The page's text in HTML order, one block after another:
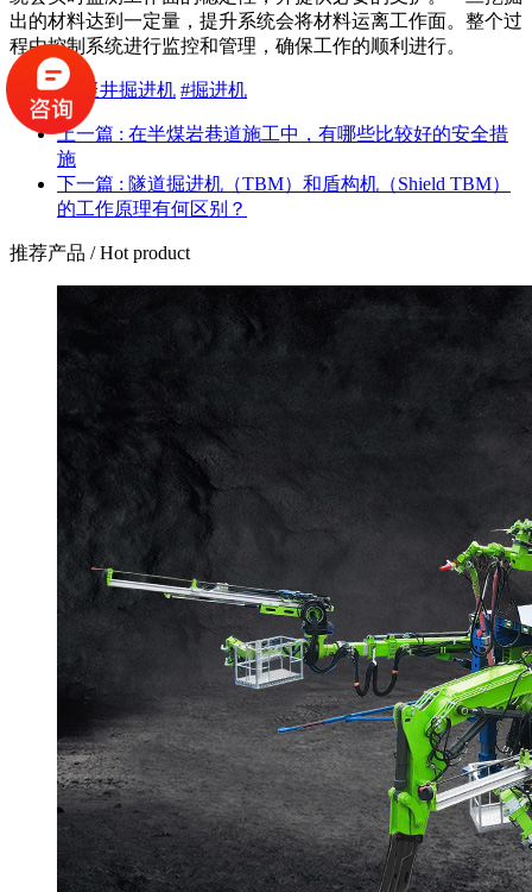
出的材料达到一定量，提升系统会将材料运离工作面。整个过
程由控制系统进行监控和管理，确保工作的顺利进行。
话题： #竖井掘进机 #掘进机
上一篇 : 在半煤岩巷道施工中，有哪些比较好的安全措
施
下一篇 : 隧道掘进机（TBM）和盾构机（Shield TBM）
的工作原理有何区别？
推荐产品 / Hot product